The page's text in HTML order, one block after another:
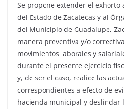
Se propone extender el exhorto
del Estado de Zacatecas y al
del Municipio de Guadalupe,
manera preventiva y/o
movimientos laborales y
durante el presente ejercicio
y, de ser el caso, realice las
correspondientes a efecto de
hacienda municipal y deslindar